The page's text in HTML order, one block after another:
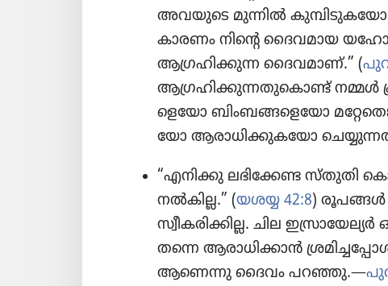
അവയുടെ മുന്നിൽ
കാരണം നിന്റെ ദൈവ​മാ​യ
ആഗ്രഹി​ക്കു​ന്ന ദൈവമാണ്‌.” (
ആഗ്രഹി​ക്കു​ന്ന​തു​കൊണ്ട്‌ നമ്മൾ
ളെ​യോ ബിംബ​ങ്ങ​ളെ​യോ
യോ ആരാധി​ക്കു​ക​യോ
“എനിക്കു ലഭിക്കേണ്ട സ്‌തുതി
നൽകില്ല.” (യശയ്യ 42:8) രൂപങ്ങൾ
സ്വീക​രി​ക്കി​ല്ല. ചില
തന്നെ ആരാധി​ക്കാൻ
ആണെന്നു ദൈവം പറഞ്ഞു.—